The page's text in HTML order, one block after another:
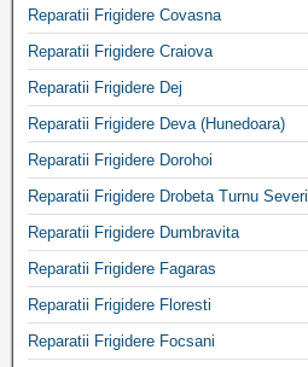
Reparatii Frigidere Covasna
Reparatii Frigidere Craiova
Reparatii Frigidere Dej
Reparatii Frigidere Deva (Hunedoara)
Reparatii Frigidere Dorohoi
Reparatii Frigidere Drobeta Turnu
Reparatii Frigidere Dumbravita
Reparatii Frigidere Fagaras
Reparatii Frigidere Floresti
Reparatii Frigidere Focsani